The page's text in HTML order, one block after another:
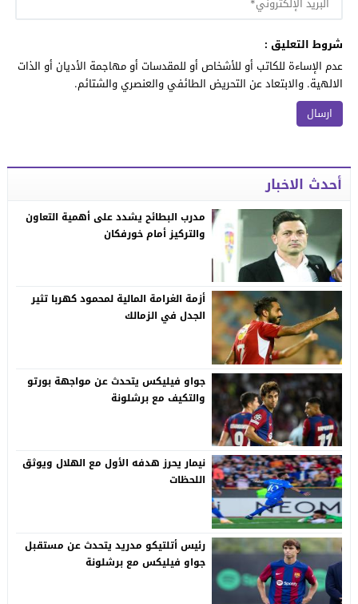
شروط التعليق :
عدم الإساءة للكاتب أو للأشخاص أو للمقدسات أو مهاجمة الأديان أو الذات
الالهية. والابتعاد عن التحريض الطائفي والعنصري والشتائم.
أحدث الاخبار
مدرب البطائح يشدد على أهمية التعاون
والتركيز أمام خورفكان
أزمة الغرامة المالية لمحمود كهربا تثير
الجدل في الزمالك
جواو فيليكس يتحدث عن مواجهة بورتو
والتكيف مع برشلونة
نيمار يحرز هدفه الأول مع الهلال ويوثق
اللحظات
رئيس أتلتيكو مدريد يتحدث عن مستقبل
جواو فيليكس مع برشلونة